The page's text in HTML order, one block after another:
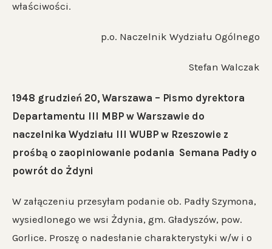
właściwości.
p.o. Naczelnik Wydziału Ogólnego
Stefan Walczak
1948 grudzień 20, Warszawa – Pismo dyrektora
Departamentu III MBP w Warszawie do
naczelnika Wydziału III WUBP w Rzeszowie z
prośbą o zaopiniowanie podania Semana Padły o
powrót do Żdyni
W załączeniu przesyłam podanie ob. Padły Szymona,
wysiedlonego we wsi Żdynia, gm. Gładyszów, pow.
Gorlice. Proszę o nadesłanie charakterystyki w/w i o